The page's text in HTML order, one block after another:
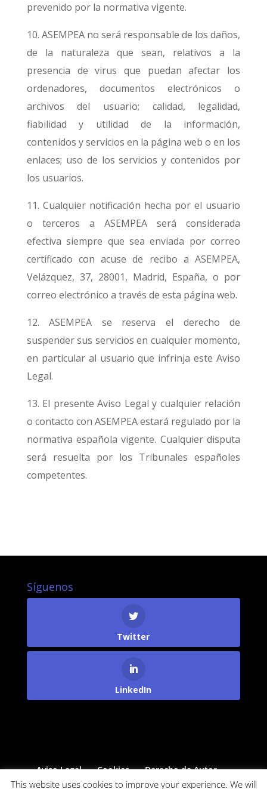
prevenido por la normativa vigente.
10. ASEMPEA no será responsable de los daños,
de la naturaleza que sean, relativos a la
presencia de virus que puedan afectar los
ordenadores, documentos electrónicos o
archivos del usuario; calidad, legalidad,
fiabilidad y utilidad de la información,
contenidos y servicios en la página web o en los
enlaces; uso de los servicios y contenidos por
los usuarios.
11. Cualquier notificación hecha por el usuario
o terceros a ASEMPEA será considerada
efectiva siempre que sea enviada por correo
certificado con acuse de recibo a ASEMPEA,
Velázquez, 37, 28001, Madrid, España, o por
correo electrónico a través de esta página web.
12. ASEMPEA se reserva el derecho de
suspender sus servicios en cualquier momento,
en particular al usuario que infrinja este Aviso
Legal.
13. El presente Aviso Legal y cualquier relación
o contacto con ASEMPEA estará regulado por la
normativa española vigente. Cualquier disputa
será resuelta por los Tribunales españoles
competentes.
Síguenos
Twitter
LinkedIn
Aviso Legal Cookies
Derecho de Autor
Protección de Datos
This website uses cookies to improve your experience. We will